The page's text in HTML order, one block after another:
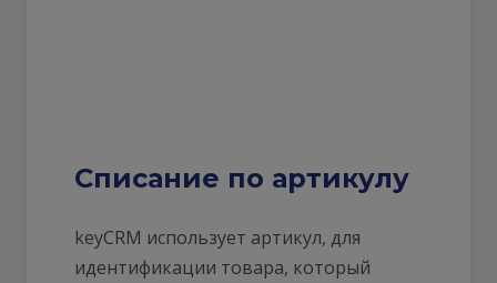
Списание по артикулу
keyCRM использует артикул, для
идентификации товара, который